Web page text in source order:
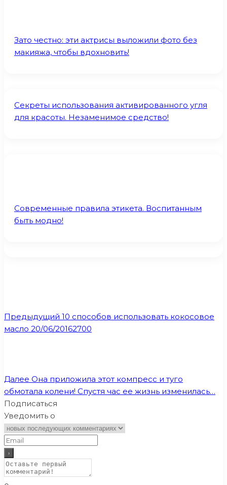
Зато честно: эти актрисы выложили фото без
макияжа, чтобы вдохновить!
Секреты использования активированного угля
для красоты. Незаменимое средство!
Современные правила этикета. Воспитанным
быть модно!
Предыдущий 10 способов использовать кокосовое
масло 20/06/20162700
Далее Она приложила этот компресс и туго
обмотала колени! Спустя час ее жизнь изменилась…
Подписаться
Уведомить о